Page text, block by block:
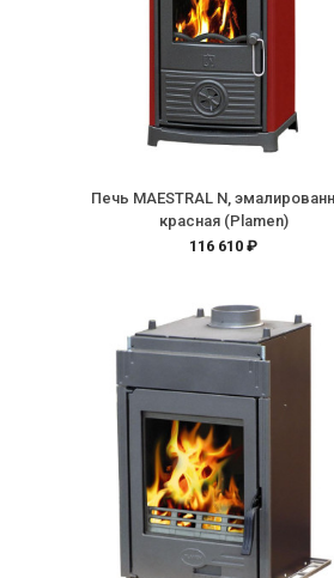
Печь MAESTRAL N,
красная (Plamen)
116 610 ₽